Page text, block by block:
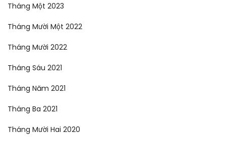
Tháng Một 2023
Tháng Mười Một 2022
Tháng Mười 2022
Tháng Sáu 2021
Tháng Năm 2021
Tháng Ba 2021
Tháng Mười Hai 2020